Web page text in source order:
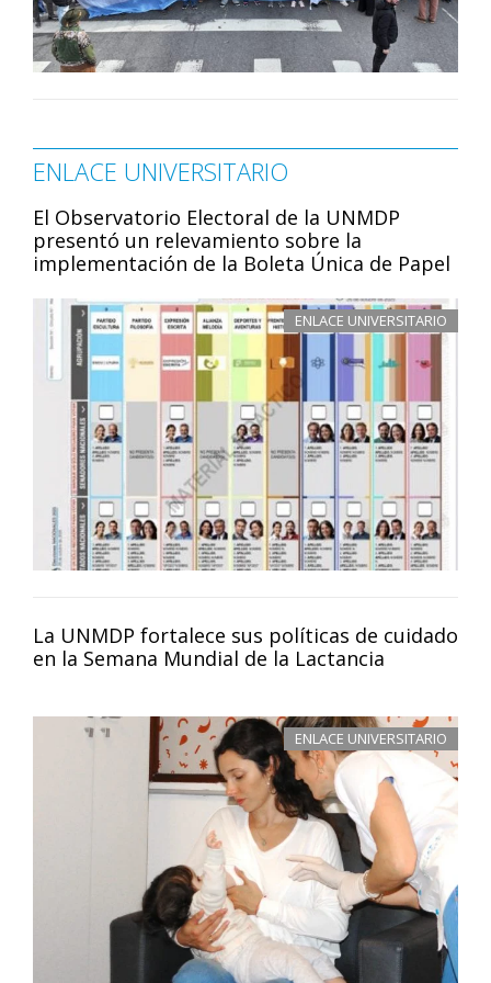
ENLACE UNIVERSITARIO
El Observatorio Electoral de la UNMDP
presentó un relevamiento sobre la
implementación de la Boleta Única de Papel
ENLACE UNIVERSITARIO
La UNMDP fortalece sus políticas de cuidado
en la Semana Mundial de la Lactancia
ENLACE UNIVERSITARIO